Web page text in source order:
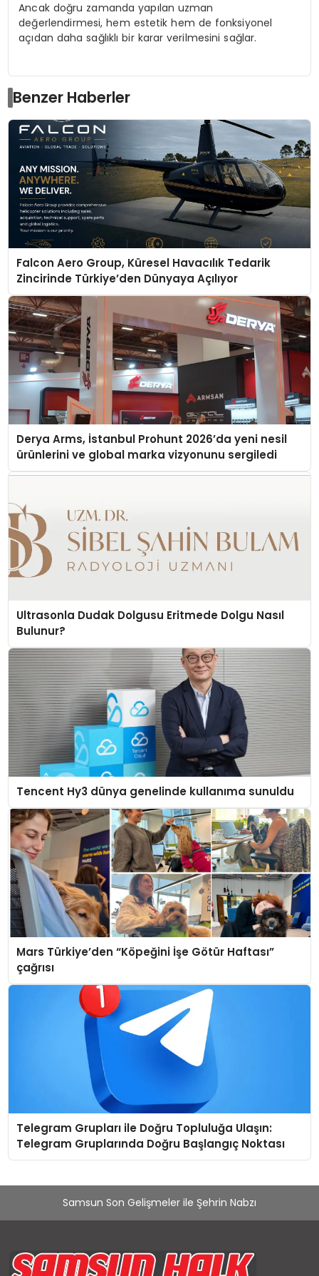
Ancak doğru zamanda yapılan uzman
değerlendirmesi, hem estetik hem de fonksiyonel
açıdan daha sağlıklı bir karar verilmesini sağlar.
Benzer Haberler
Falcon Aero Group, Küresel Havacılık Tedarik
Zincirinde Türkiye’den Dünyaya Açılıyor
Derya Arms, İstanbul Prohunt 2026’da yeni nesil
ürünlerini ve global marka vizyonunu sergiledi
Ultrasonla Dudak Dolgusu Eritmede Dolgu Nasıl
Bulunur?
Tencent Hy3 dünya genelinde kullanıma sunuldu
Mars Türkiye’den “Köpeğini İşe Götür Haftası”
çağrısı
Telegram Grupları ile Doğru Topluluğa Ulaşın:
Telegram Gruplarında Doğru Başlangıç Noktası
Samsun Son Gelişmeler ile Şehrin Nabzı